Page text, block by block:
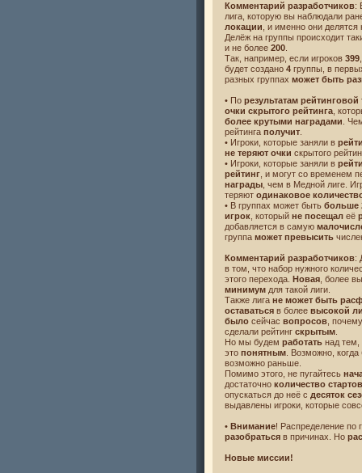
Комментарий разработчиков:
лига, которую вы наблюдали
локации , и именно они делятся
Делёж на группы происходит
и не более 200
Так, например, если игроков 399
будет создано 4 группы, в
разных группах может быть
• По результатам
очки скрытого рейтинга ,
более крутыми наградами .
рейтинга получит
• Игроки, которые заняли в
не теряют очки скрытого
• Игроки, которые заняли в
рейтинг , и могут со временем
награды , чем в Медной лиге.
теряют одинаковое
• В группах может быть больше
игрок , который не посещал её
добавляется в самую
группа может превысить
Комментарий разработчиков:
в том, что набор нужного
этого перехода. Новая , более
минимум для такой лиги.
Также лига не может быть
оставаться в более высокой
было сейчас вопросов ,
сделали рейтинг скрытым
Но мы будем работать над тем,
это понятным . Возможно,
возможно раньше.
Помимо этого, не пугайтесь
достаточно количество
опускаться до неё с десяток
выдавлены игроки, которые
• Внимание! Распределение по
разобраться в причинах. Но
Новые миссии!